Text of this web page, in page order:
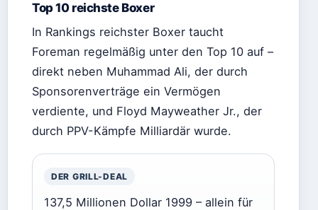
Top 10 reichste Boxer
In Rankings reichster Boxer taucht
Foreman regelmäßig unter den Top 10 auf –
direkt neben Muhammad Ali, der durch
Sponsorenverträge ein Vermögen
verdiente, und Floyd Mayweather Jr., der
durch PPV-Kämpfe Milliardär wurde.
DER GRILL-DEAL
137,5 Millionen Dollar 1999 – allein für